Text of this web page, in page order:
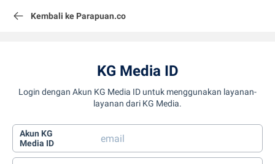
Kembali ke Parapuan.co
KG Media ID
Login dengan Akun KG Media ID untuk menggunakan layanan-
layanan dari KG Media.
Akun KG
Media ID